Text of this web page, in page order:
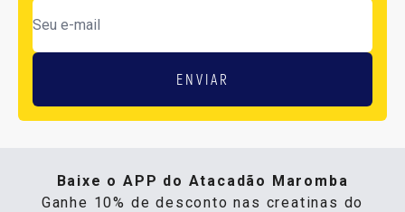
ENVIAR
Baixe o APP do Atacadão Maromba
Ganhe 10% de desconto nas creatinas do